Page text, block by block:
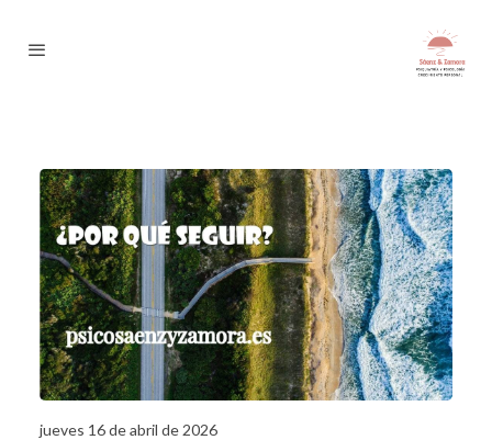
jueves 16 de abril de 2026